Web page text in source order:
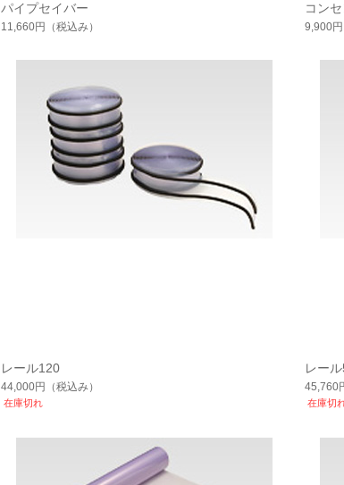
パイプセイバー
11,660円 （税込み）
コン
9,900円
レール120
44,000円 （税込み）
在庫切れ
レー
45,760
在庫切